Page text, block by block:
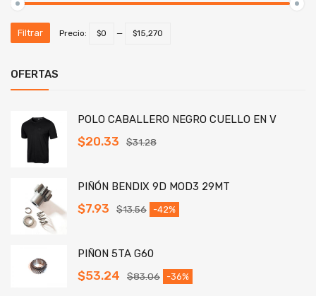
Filtrar Precio: $0 — $15,270
OFERTAS
POLO CABALLERO NEGRO CUELLO EN V
$31.28
$20.33
PIÑÓN BENDIX 9D MOD3 29MT
$13.56
$7.93 -42%
PIÑON 5TA G60
$83.06
$53.24 -36%